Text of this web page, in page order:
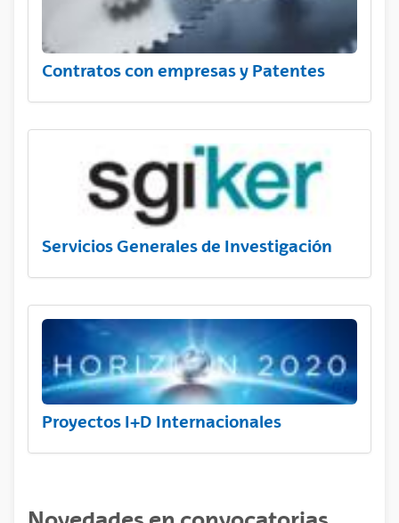
Contratos con empresas y Patentes
Servicios Generales de Investigación
Proyectos I+D Internacionales